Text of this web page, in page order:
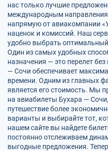
нас только лучшие
международным
напрямую от авиакомпании
наценок и комиссий. Наш
удобно выбрать
Один из самых удобных
назначения — это перелет
— Сочи обеспечивает
времени. Одним из главных
является его стоимость. Мы
на авиабилеты Бухара —
путешествие более
варианты и выбирайте тот,
нашем сайте вы найдете
постоянно отслеживаем
выгодные предложения.